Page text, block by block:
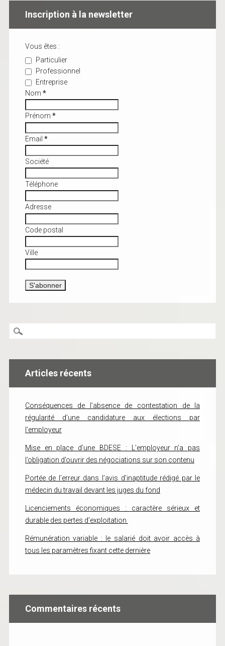
Inscription à la newsletter
Vous êtes :
Particulier
Professionnel
Entreprise
Nom *
Prénom *
Email *
Société
Téléphone
Adresse
Code postal
Ville
Articles récents
Conséquences de l’absence de contestation de la
régularité d’une candidature aux élections par
l’employeur
Mise en place d’une BDESE : L’employeur n’a pas
l’obligation d’ouvrir des négociations sur son contenu
Portée de l’erreur dans l’avis d’inaptitude rédigé par le
médecin du travail devant les juges du fond
Licenciements économiques : caractère sérieux et
durable des pertes d’exploitation
Rémunération variable : le salarié doit avoir accès à
tous les paramètres fixant cette dernière
Commentaires récents